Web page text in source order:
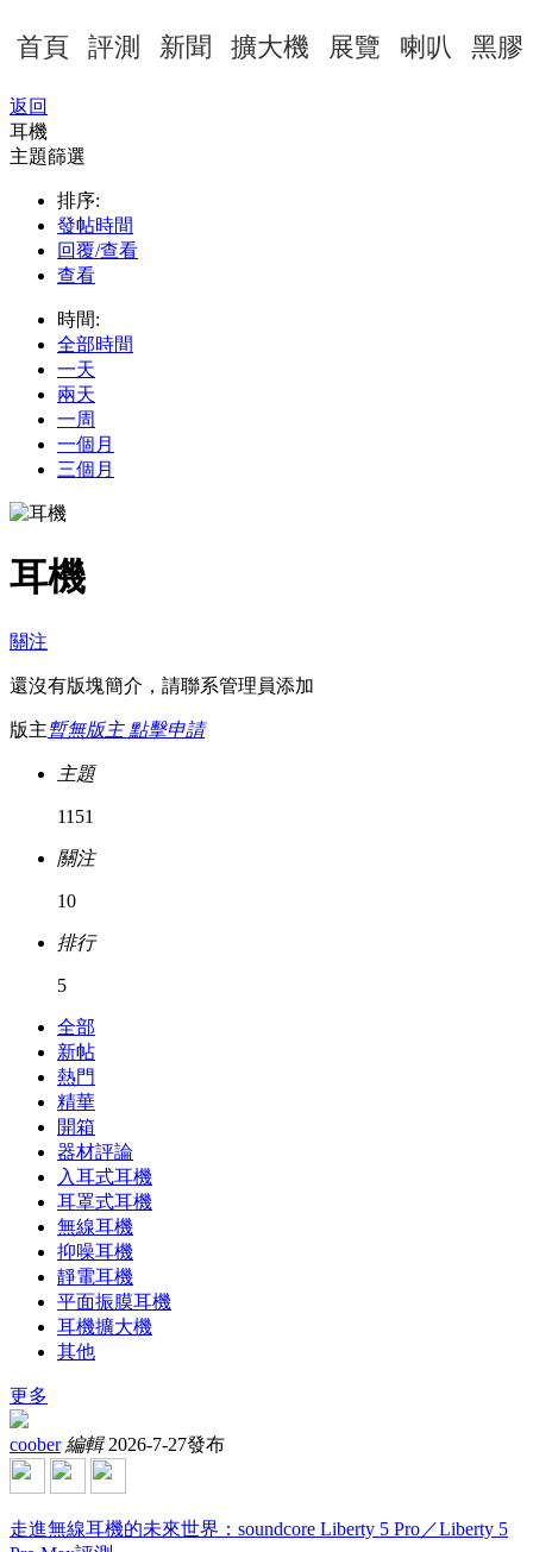
首頁 評測 新聞 擴大機 展覽 喇叭 黑膠
返回
耳機
主題篩選
排序:
發帖時間
回覆/查看
查看
時間:
全部時間
一天
兩天
一周
一個月
三個月
耳機
關注
還沒有版塊簡介，請聯系管理員添加
版主暫無版主 點擊申請
主題
1151
關注
10
排行
5
全部
新帖
熱門
精華
開箱
器材評論
入耳式耳機
耳罩式耳機
無線耳機
抑噪耳機
靜電耳機
平面振膜耳機
耳機擴大機
其他
更多
coober 編輯 2026-7-27發布
走進無線耳機的未來世界：soundcore Liberty 5 Pro／Liberty 5